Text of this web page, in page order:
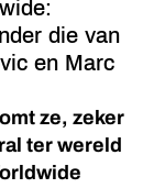
die van
en Marc
ze, zeker
ter wereld